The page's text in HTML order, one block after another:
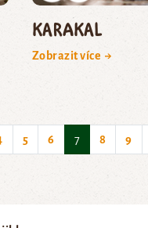
karakal
Zobrazit více →
5 6 7(current)
8 9